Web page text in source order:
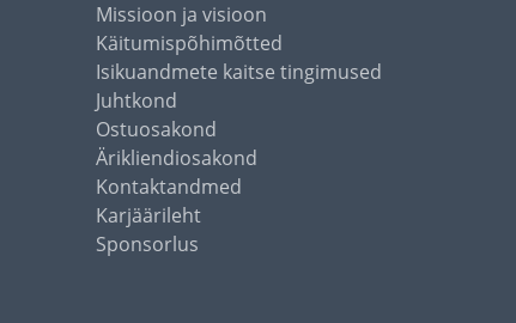
Missioon ja visioon
Käitumispõhimõtted
Isikuandmete kaitse tingimused
Juhtkond
Ostuosakond
Ärikliendiosakond
Kontaktandmed
Karjäärileht
Sponsorlus